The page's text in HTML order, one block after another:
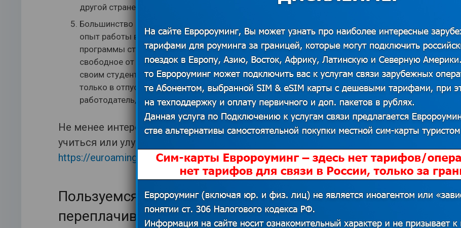
другой стране, нужно быть уверенным в себе, не бояться перемен.
Большинство студентов по окончанию своего учебного заведения имеют не плохой
опыт работы в международных компаниях. Этому способствует практика,
программы стажировок для учащихся, а также возможность подрабатывать в
свободное от учебы время, на каникулах. Правда, не все вузы разрешают работать
своим студентам во время учебного года (иногда это брать подработку можно
только в отпускной от занятий период). Но это тоже хороший опыт, который оценит
работодатель, увидев резюме такого студента.
Не менее интересная и полезная информация для тех, кто собирается
учиться или улучшать языковой уровень за границей –
https://euroaming.ru/category/obuchenie-zagranitsej-i-yazykovye-kursy/.
Пользуемся Интернетом за границей и не
переплачиваем